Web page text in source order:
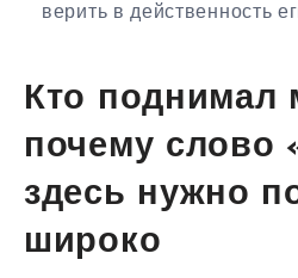
верить в действенность
Кто поднимал
почему слово
здесь нужно
широко